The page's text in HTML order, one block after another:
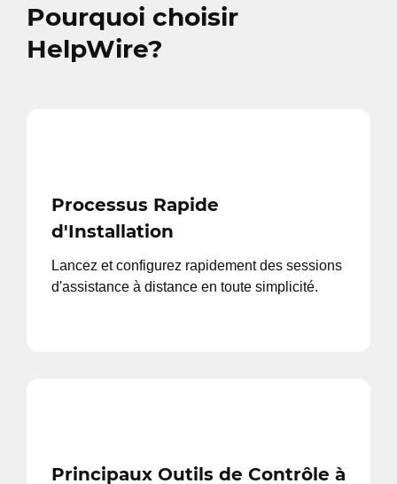
Pourquoi choisir
HelpWire?
Processus Rapide
d'Installation
Lancez et configurez rapidement des sessions
d'assistance à distance en toute simplicité.
Principaux Outils de Contrôle à